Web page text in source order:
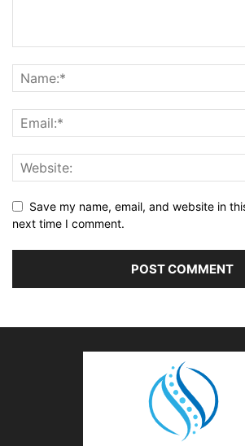
Save my name, email, and website in
next time I comment.